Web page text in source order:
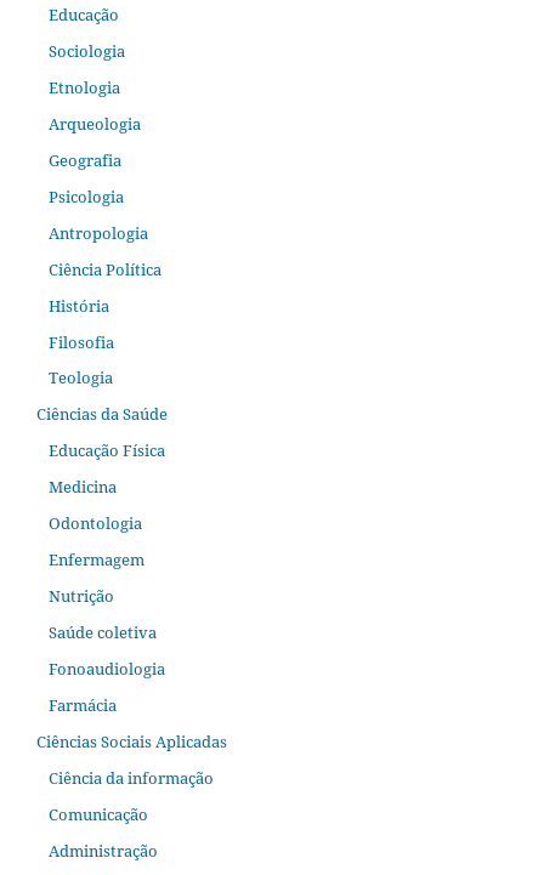
Educação
Sociologia
Etnologia
Arqueologia
Geografia
Psicologia
Antropologia
Ciência Política
História
Filosofia
Teologia
Ciências da Saúde
Educação Física
Medicina
Odontologia
Enfermagem
Nutrição
Saúde coletiva
Fonoaudiologia
Farmácia
Ciências Sociais Aplicadas
Ciência da informação
Comunicação
Administração